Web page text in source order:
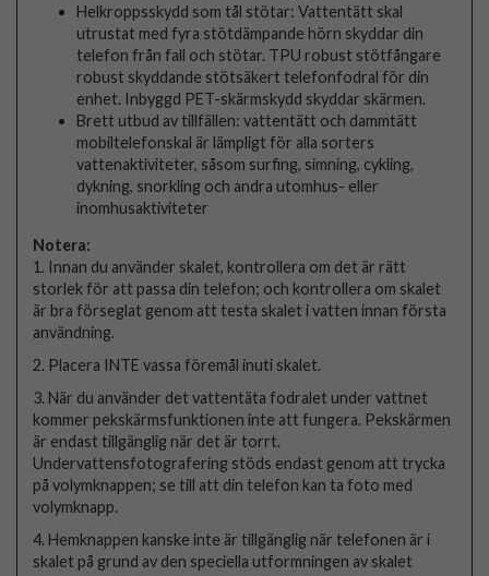
Helkroppsskydd som tål stötar: Vattentätt skal
utrustat med fyra stötdämpande hörn skyddar din
telefon från fall och stötar. TPU robust stötfångare
robust skyddande stötsäkert telefonfodral för din
enhet. Inbyggd PET-skärmskydd skyddar skärmen.
Brett utbud av tillfällen: vattentätt och dammtätt
mobiltelefonskal är lämpligt för alla sorters
vattenaktiviteter, såsom surfing, simning, cykling,
dykning, snorkling och andra utomhus- eller
inomhusaktiviteter
Notera:
1. Innan du använder skalet, kontrollera om det är rätt
storlek för att passa din telefon; och kontrollera om skalet
är bra förseglat genom att testa skalet i vatten innan första
användning.
2. Placera INTE vassa föremål inuti skalet.
3. När du använder det vattentäta fodralet under vattnet
kommer pekskärmsfunktionen inte att fungera. Pekskärmen
är endast tillgänglig när det är torrt.
Undervattensfotografering stöds endast genom att trycka
på volymknappen; se till att din telefon kan ta foto med
volymknapp.
4. Hemknappen kanske inte är tillgänglig när telefonen är i
skalet på grund av den speciella utformningen av skalet